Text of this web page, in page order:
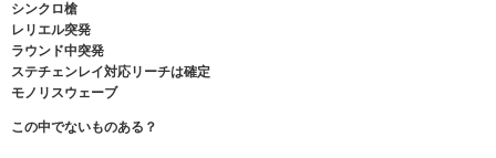
シンクロ槍
レリエル突発
ラウンド中突発
ステチェンレイ対応リーチは確定
モノリスウェーブ
この中でないものある？